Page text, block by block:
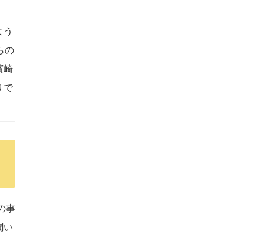
の
崎
で
事
い